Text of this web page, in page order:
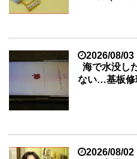
2026/08/03
海で水没し
ない…基板修
2026/08/02